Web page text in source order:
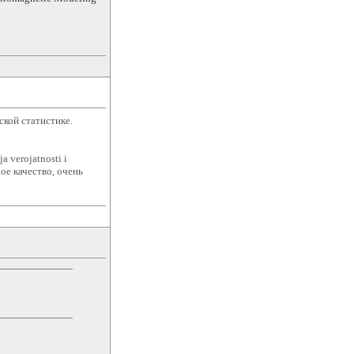
статистике.
verojatnosti i
качество, очень